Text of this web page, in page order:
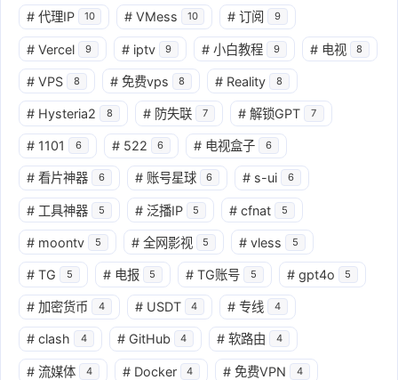
# 代理IP 10 # VMess 10 # 订阅 9
# Vercel 9 # iptv 9 # 小白教程 9 # 电视 8
# VPS 8 # 免费vps 8 # Reality 8
# Hysteria2 8 # 防失联 7 # 解锁GPT 7
# 1101 6 # 522 6 # 电视盒子 6
# 看片神器 6 # 账号星球 6 # s-ui 6
# 工具神器 5 # 泛播IP 5 # cfnat 5
# moontv 5 # 全网影视 5 # vless 5
# TG 5 # 电报 5 # TG账号 5 # gpt4o 5
# 加密货币 4 # USDT 4 # 专线 4
# clash 4 # GitHub 4 # 软路由 4
# 流媒体 4 # Docker 4 # 免费VPN 4